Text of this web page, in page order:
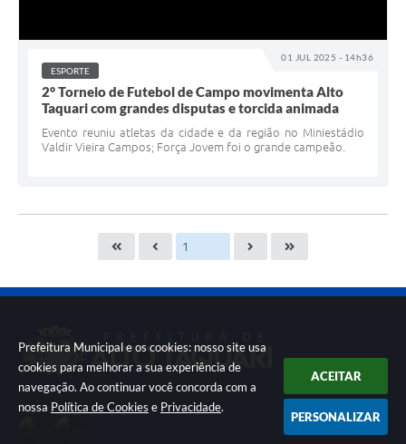
Prefeitura Municipal e os cookies: nosso site usa
cookies para melhorar a sua experiência de
navegação. Ao continuar você concorda com a
nossa Política de Cookies e Privacidade.
ACEITAR
PERSONALIZAR
01 JUL 2025 - 14h36
ESPORTE
2° Torneio de Futebol de Campo movimenta Alto
Taquari com grandes disputas e torcida animada
Evento reuniu atletas da cidade e da região no Miniestádio
Valdir Vieira Campos; Força Jovem foi o grande campeão.
Siga-nos